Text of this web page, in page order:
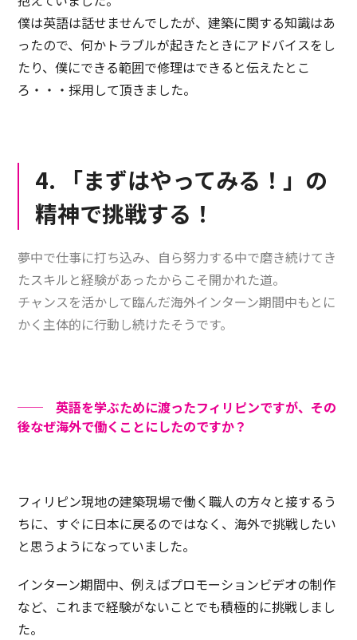
僕は英語は話せませんでしたが、建築に関する知識はあ
ったので、何かトラブルが起きたときにアドバイスをし
たり、僕にできる範囲で修理はできると伝えたとこ
ろ・・・採用して頂きました。
4. 「まずはやってみる！」の
精神で挑戦する！
夢中で仕事に打ち込み、自ら努力する中で磨き続けてき
たスキルと経験があったからこそ開かれた道。
チャンスを活かして臨んだ海外インターン期間中もとに
かく主体的に行動し続けたそうです。
── 英語を学ぶために渡ったフィリピンですが、その
後なぜ海外で働くことにしたのですか？
フィリピン現地の建築現場で働く職人の方々と接するう
ちに、すぐに日本に戻るのではなく、海外で挑戦したい
と思うようになっていました。
インターン期間中、例えばプロモーションビデオの制作
など、これまで経験がないことでも積極的に挑戦しまし
た。